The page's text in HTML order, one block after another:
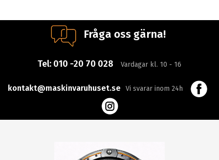
Fråga oss gärna!
Tel: 010 -20 70 028 Vardagar kl. 10 - 16
kontakt@maskinvaruhuset.se Vi svarar inom 24h